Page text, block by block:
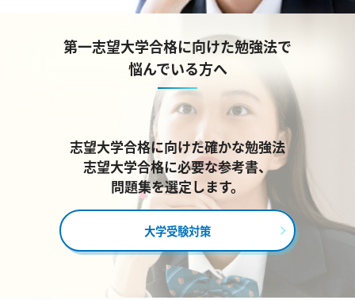
第一志望大学合格に向けた勉強法で
悩んでいる方へ
志望大学合格に向けた確かな勉強法
志望大学合格に必要な参考書、
問題集を選定します。
大学受験対策